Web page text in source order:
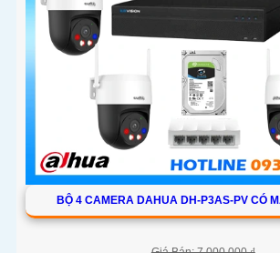
BỘ 4 CAMERA DAHUA DH-P3AS-PV CÓ